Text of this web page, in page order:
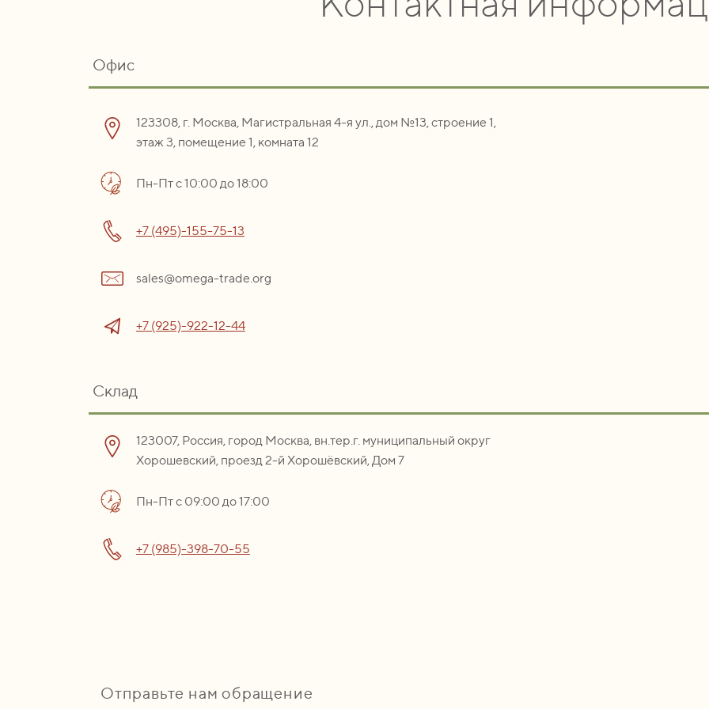
Офис
123308, г. Москва, Магистральная 4-я ул., дом №13, строение 1,
этаж 3, помещение 1, комната 12
Пн-Пт с 10:00 до 18:00
+7 (495)-155-75-13
sales@omega-trade.org
+7 (925)-922-12-44
Склад
123007, Россия, город Москва, вн.тер.г. муниципальный округ
Хорошевский, проезд 2-й Хорошёвский, Дом 7
Пн-Пт с 09:00 до 17:00
+7 (985)-398-70-55
Отправьте нам обращение